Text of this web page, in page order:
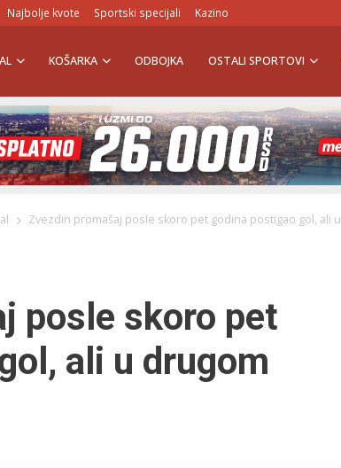
Najbolje kvote Sportski specijali Kazino
KOŠARKA ODBOJKA OSTALI SPORTOVI
Zvezdin promašaj posle skoro pet godina postigao gol, ali u
posle skoro pet
ali u drugom